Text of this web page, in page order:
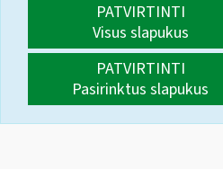
PATVIRTINTI
Visus slapukus
PATVIRTINTI
Pasirinktus slapukus